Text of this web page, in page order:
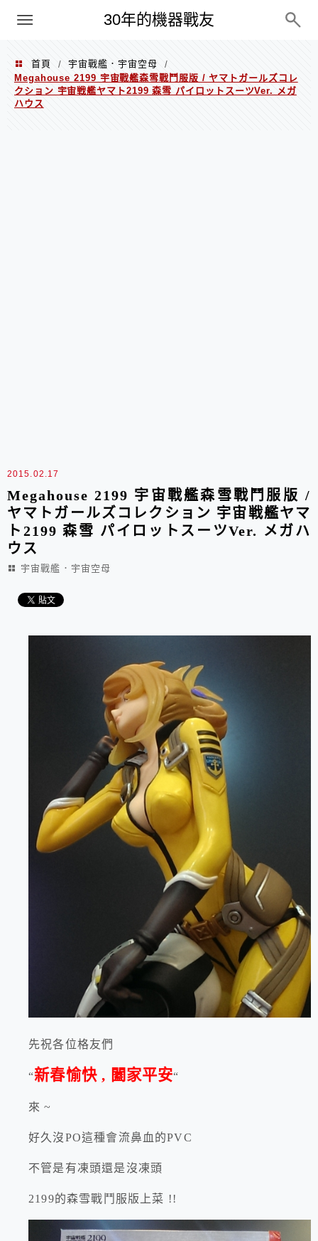
30年的機器戰友
PC
首頁 / 宇宙戰艦．宇宙空母
/
Megahouse 2199 宇宙戰艦森雪戰鬥服版 / ヤマトガールズコレ
クション 宇宙戦艦ヤマト2199 森雪 パイロットスーツVer. メガ
ハウス
2015.02.17
Megahouse 2199 宇宙戰艦森雪戰鬥服版 /
ヤマトガールズコレクション 宇宙戦艦ヤマ
ト2199 森雪 パイロットスーツVer. メガハ
ウス
宇宙戰艦．宇宙空母
先祝各位格友們
“新春愉快 , 闔家平安“
來 ~
好久沒PO這種會流鼻血的PVC
不管是有凍頭還是沒凍頭
2199的森雪戰鬥服版上菜 !!